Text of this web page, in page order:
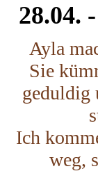
28.04.
Ayla
Sie
geduldig
Ich
weg,